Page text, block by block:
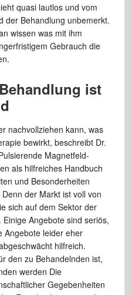
quasi lautlos und vom
der Behandlung unbemerkt.
wissen was mit ihm
Gebrauch die
ist
nachvollziehen kann, was
bewirkt, beschreibt Dr.
Magnetfeld-
als hilfreiches Handbuch
und Besonderheiten
der Markt ist voll von
sich auf dem Sektor der
Angebote sind seriös,
Angebote leider eher
hilfreich.
den zu Behandelnden ist,
werden Die
Gegebenheiten